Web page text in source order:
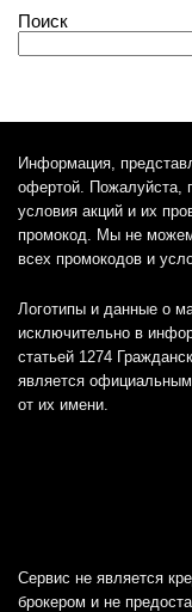
Поиск
Информация,
офертой. Пожалуйста,
условия акций и их
промокод. Мы не можем
всех промокодов и
Логотипы и данные о
исключительно в
статьей 1274
является
от их имени.
Сервис не является
брокером и не